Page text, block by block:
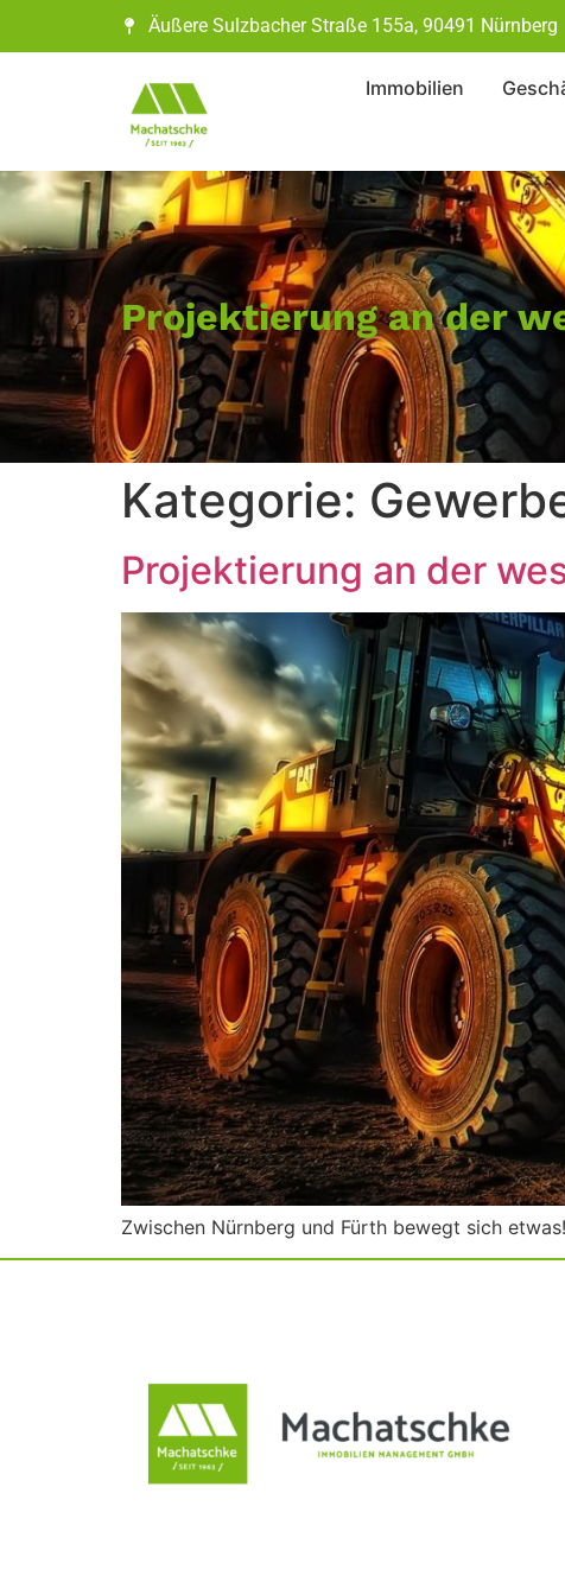
Äußere Sulzbacher Straße 155a, 90491 Nürnberg
Immobilien
Projektierung an der
Kategorie:
Projektierung an der
Zwischen Nürnberg und Fürth bewegt sich